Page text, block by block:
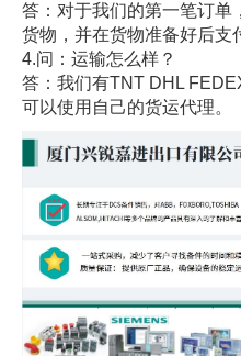
答：对于我们的第一笔订单
货物，并在货物准备好后支
4.问：运输怎么样？
答：我们有TNT DHL
可以使用自己的货运代理。